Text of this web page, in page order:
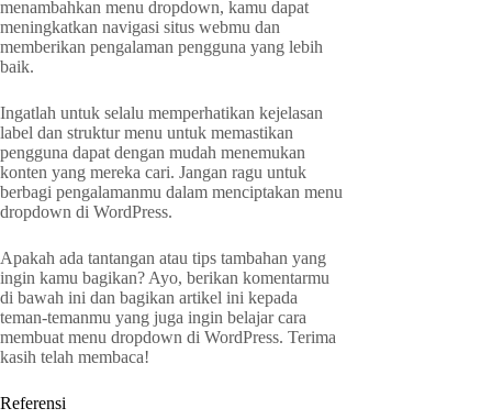
menambahkan menu dropdown, kamu dapat
meningkatkan navigasi situs webmu dan
memberikan pengalaman pengguna yang lebih
baik.
Ingatlah untuk selalu memperhatikan kejelasan
label dan struktur menu untuk memastikan
pengguna dapat dengan mudah menemukan
konten yang mereka cari. Jangan ragu untuk
berbagi pengalamanmu dalam menciptakan menu
dropdown di WordPress.
Apakah ada tantangan atau tips tambahan yang
ingin kamu bagikan? Ayo, berikan komentarmu
di bawah ini dan bagikan artikel ini kepada
teman-temanmu yang juga ingin belajar cara
membuat menu dropdown di WordPress. Terima
kasih telah membaca!
Referensi